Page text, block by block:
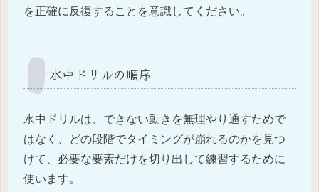
を正確に反復することを意識してください。
水中ドリルの順序
水中ドリルは、できない動きを無理やり通すためで
はなく、どの段階でタイミングが崩れるのかを見つ
けて、必要な要素だけを切り出して練習するために
使います。